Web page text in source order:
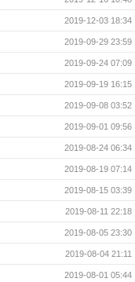
2019-12-03 18:34
2019-09-29 23:59
2019-09-24 07:09
2019-09-19 16:15
2019-09-08 03:52
2019-09-01 09:56
2019-08-24 06:34
2019-08-19 07:14
2019-08-15 03:39
2019-08-11 22:18
2019-08-05 23:30
2019-08-04 21:11
2019-08-01 05:44